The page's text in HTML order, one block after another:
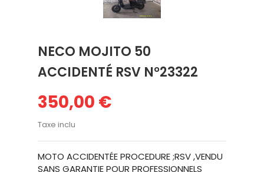
NECO MOJITO 50
ACCIDENTÉ RSV N°23322
350,00 €
Taxe inclu
MOTO ACCIDENTÉE PROCEDURE ;RSV ,VENDU
SANS GARANTIE POUR PROFESSIONNELS